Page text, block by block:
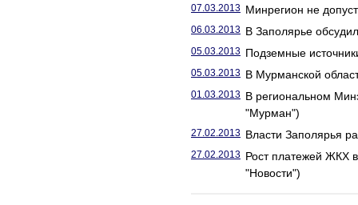
07.03.2013 Минрегион не
06.03.2013 В Заполярье
05.03.2013 Подземные
05.03.2013 В Мурманской
01.03.2013 В региональном
"Мурман")
27.02.2013 Власти Заполярья
27.02.2013 Рост платежей ЖКХ
"Новости")